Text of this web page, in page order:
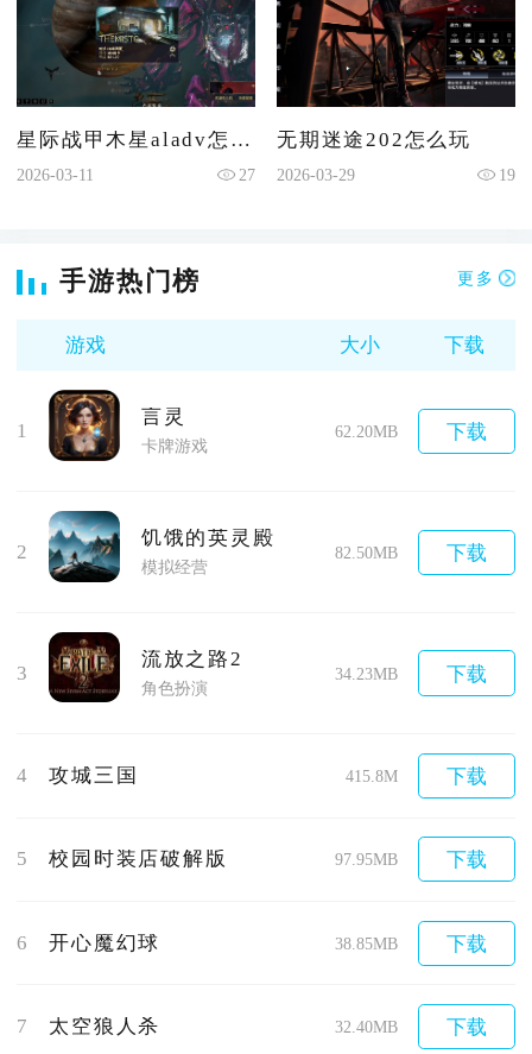
星际战甲木星aladv怎么打
2026-03-11 27
无期迷途202怎么玩
2026-03-29 19
手游热门榜 更多
游戏 大小 下载
1
言灵
卡牌游戏
62.20MB 下载
2
饥饿的英灵殿
模拟经营
82.50MB 下载
3
流放之路2
角色扮演
34.23MB 下载
4 攻城三国 415.8M 下载
5 校园时装店破解版 97.95MB 下载
6 开心魔幻球 38.85MB 下载
7 太空狼人杀 32.40MB 下载